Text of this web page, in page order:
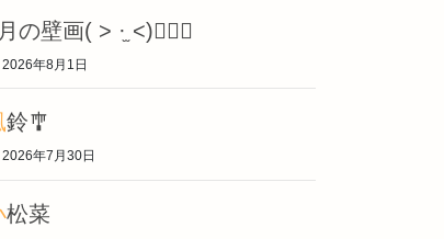
8月の壁画‎( > ·̫ <)👍🏻🌟
2026年8月1日
風鈴🎐
2026年7月30日
小松菜